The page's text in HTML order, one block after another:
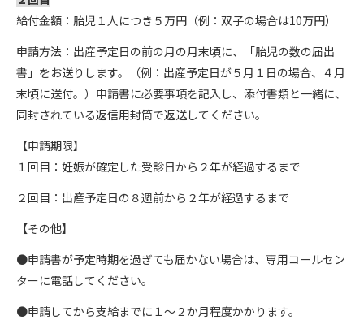
給付金額：胎児１人につき５万円（例：双子の場合は10万円）
申請方法：出産予定日の前の月の月末頃に、「胎児の数の届出
書」をお送りします。（例：出産予定日が５月１日の場合、４月
末頃に送付。）申請書に必要事項を記入し、添付書類と一緒に、
同封されている返信用封筒で返送してください。
【申請期限】
１回目：妊娠が確定した受診日から２年が経過するまで
２回目：出産予定日の８週前から２年が経過するまで
【その他】
●申請書が予定時期を過ぎても届かない場合は、専用コールセン
ターに電話してください。
●申請してから支給までに１～２か月程度かかります。